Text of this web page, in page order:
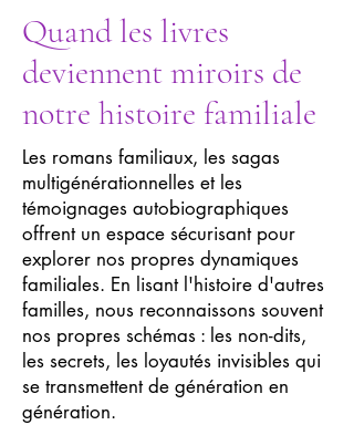
Quand les livres
deviennent miroirs de
notre histoire familiale
Les romans familiaux, les sagas
multigénérationnelles et les
témoignages autobiographiques
offrent un espace sécurisant pour
explorer nos propres dynamiques
familiales. En lisant l'histoire d'autres
familles, nous reconnaissons souvent
nos propres schémas : les non-dits,
les secrets, les loyautés invisibles qui
se transmettent de génération en
génération.